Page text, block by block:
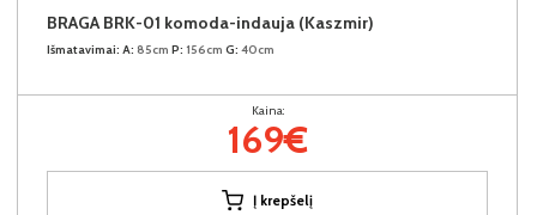
BRAGA BRK-01 komoda-indauja (Kaszmir)
Išmatavimai: A: 85cm P: 156cm G: 40cm
Kaina:
169€
Į krepšelį